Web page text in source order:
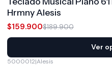
Hrmny Alesis
$159.900$189.900
Ver
5000012|Alesis